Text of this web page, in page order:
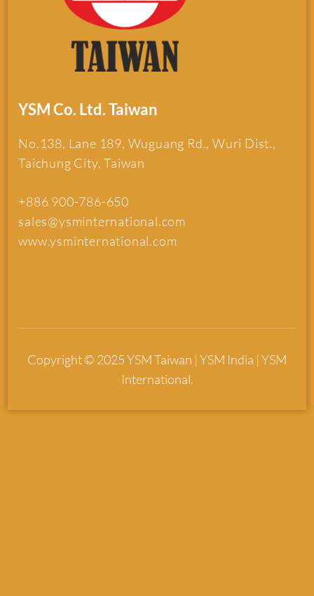
YSM Co. Ltd. Taiwan
No.138, Lane 189, Wuguang Rd., Wuri Dist.,
Taichung City, Taiwan
+886 900-786-650
sales@ysminternational.com
www.ysminternational.com
Copyright © 2025 YSM Taiwan | YSM India | YSM
International.